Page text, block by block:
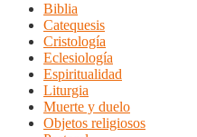
Biblia
Catequesis
Cristología
Eclesiología
Espiritualidad
Liturgia
Muerte y duelo
Objetos religiosos